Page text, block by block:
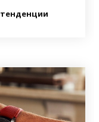
тенденции